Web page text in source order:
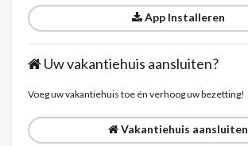
App Installeren
Uw vakantiehuis aansluiten?
Voeg uw vakantiehuis toe én verhoog uw bezetting!
Vakantiehuis aansluiten